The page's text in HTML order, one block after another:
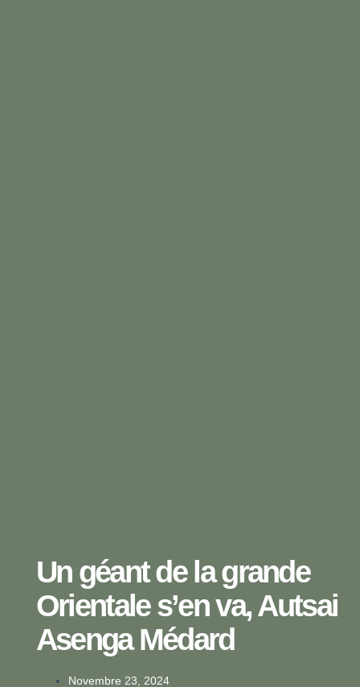
Un géant de la grande
Orientale s’en va, Autsai
Asenga Médard
Novembre 23, 2024